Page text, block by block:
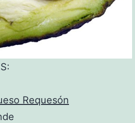
Requesón